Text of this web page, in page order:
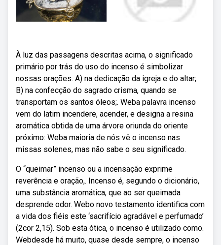
À luz das passagens descritas acima, o significado
primário por trás do uso do incenso é simbolizar
nossas orações. A) na dedicação da igreja e do altar;
B) na confecção do sagrado crisma, quando se
transportam os santos óleos;. Weba palavra incenso
vem do latim incendere, acender, e designa a resina
aromática obtida de uma árvore oriunda do oriente
próximo: Weba maioria de nós vê o incenso nas
missas solenes, mas não sabe o seu significado.
O “queimar” incenso ou a incensação exprime
reverência e oração,. Incenso é, segundo o dicionário,
uma substância aromática, que ao ser queimada
desprende odor. Webo novo testamento identifica com
a vida dos fiéis este ‘sacrifício agradável e perfumado’
(2cor 2,15). Sob esta ótica, o incenso é utilizado como.
Webdesde há muito, quase desde sempre, o incenso